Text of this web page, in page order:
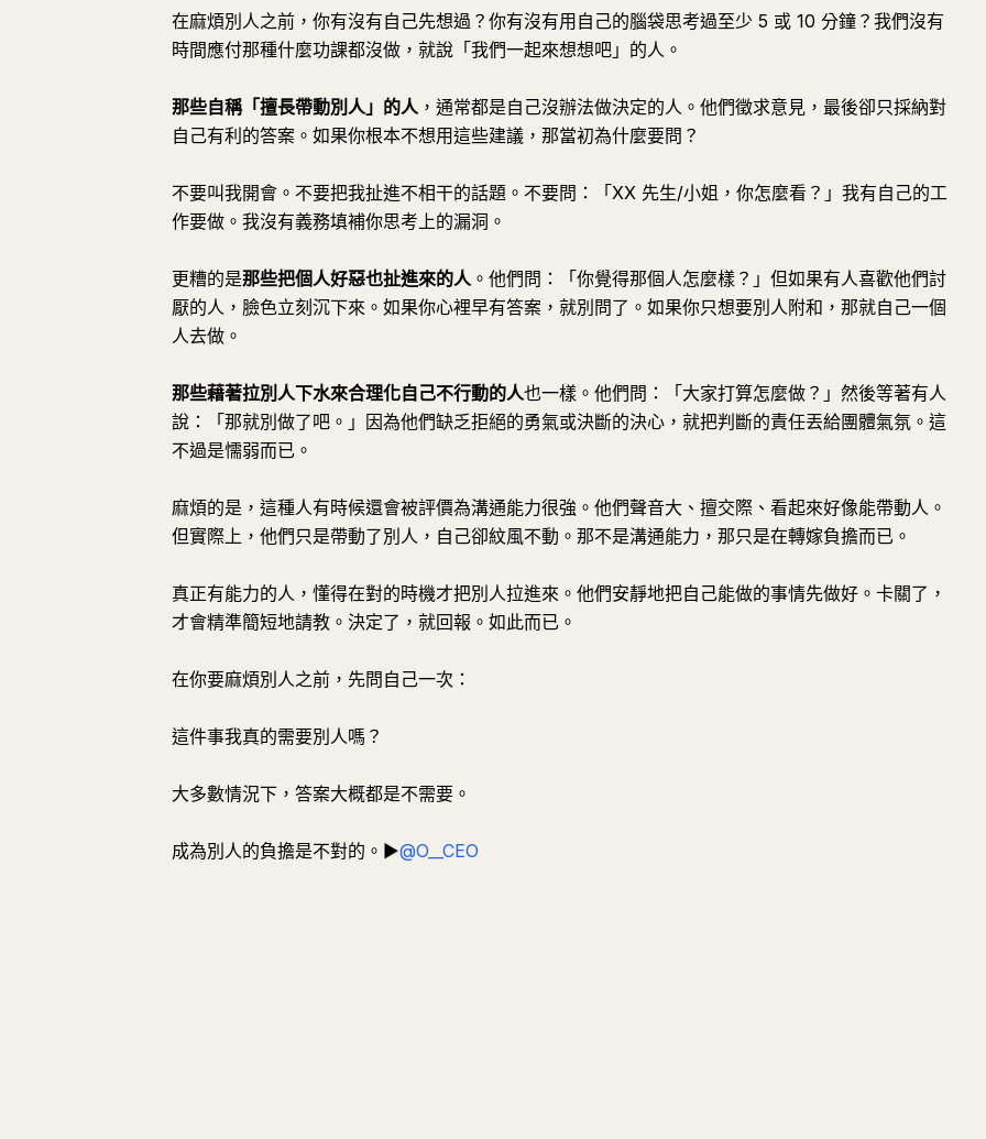
在麻煩別人之前，你有沒有自己先想過？你有沒有用自己的腦袋思考過至少 5 或 10 分鐘？我們沒有
時間應付那種什麼功課都沒做，就說「我們一起來想想吧」的人。
那些自稱「擅長帶動別人」的人，通常都是自己沒辦法做決定的人。他們徵求意見，最後卻只採納對
自己有利的答案。如果你根本不想用這些建議，那當初為什麼要問？
不要叫我開會。不要把我扯進不相干的話題。不要問：「XX 先生/小姐，你怎麼看？」我有自己的工
作要做。我沒有義務填補你思考上的漏洞。
更糟的是那些把個人好惡也扯進來的人。他們問：「你覺得那個人怎麼樣？」但如果有人喜歡他們討
厭的人，臉色立刻沉下來。如果你心裡早有答案，就別問了。如果你只想要別人附和，那就自己一個
人去做。
那些藉著拉別人下水來合理化自己不行動的人也一樣。他們問：「大家打算怎麼做？」然後等著有人
說：「那就別做了吧。」因為他們缺乏拒絕的勇氣或決斷的決心，就把判斷的責任丟給團體氣氛。這
不過是懦弱而已。
麻煩的是，這種人有時候還會被評價為溝通能力很強。他們聲音大、擅交際、看起來好像能帶動人。
但實際上，他們只是帶動了別人，自己卻紋風不動。那不是溝通能力，那只是在轉嫁負擔而已。
真正有能力的人，懂得在對的時機才把別人拉進來。他們安靜地把自己能做的事情先做好。卡關了，
才會精準簡短地請教。決定了，就回報。如此而已。
在你要麻煩別人之前，先問自己一次：
這件事我真的需要別人嗎？
大多數情況下，答案大概都是不需要。
成為別人的負擔是不對的。▶︎@O__CEO